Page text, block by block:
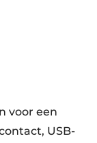
voor een
USB-